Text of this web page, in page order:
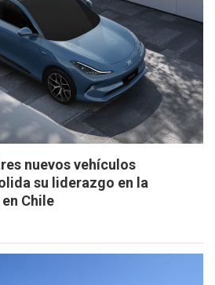
nuevos vehículos
su liderazgo en la
Chile